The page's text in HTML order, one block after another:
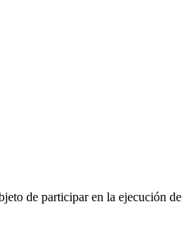
de participar en la ejecución